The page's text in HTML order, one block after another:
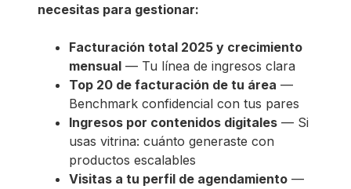
necesitas para gestionar:
Facturación total 2025 y crecimiento
mensual — Tu línea de ingresos clara
Top 20 de facturación de tu área —
Benchmark confidencial con tus pares
Ingresos por contenidos digitales — Si
usas vitrina: cuánto generaste con
productos escalables
Visitas a tu perfil de agendamiento —